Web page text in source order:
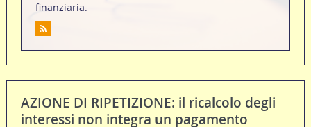
finanziaria.
AZIONE DI RIPETIZIONE: il ricalcolo degli
interessi non integra un pagamento